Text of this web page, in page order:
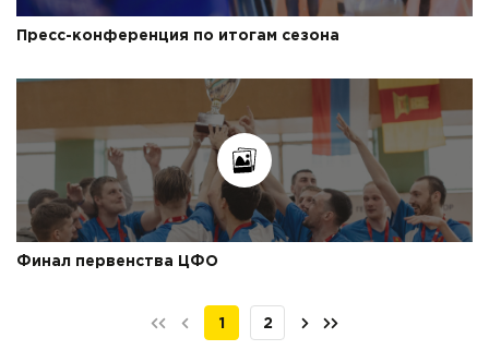
Пресс-конференция по итогам сезона
Финал первенства ЦФО
1 2